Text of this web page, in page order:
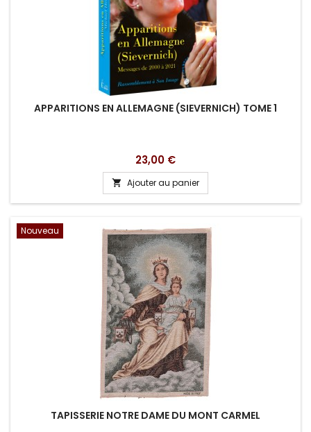
APPARITIONS EN ALLEMAGNE (SIEVERNICH) TOME 1
Prix
23,00 €
 Ajouter au panier
Nouveau
TAPISSERIE NOTRE DAME DU MONT CARMEL